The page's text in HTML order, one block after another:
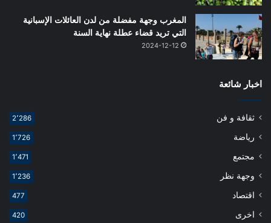
المغرب وجهة مفضلة من لدن العائلات الإسبانية
التي تريد قضاء عطلة نهاية السنة
2024-12-12
اخبار شائعة
ثقافة و فن 2٬286
رياضة 1٬726
مجتمع 1٬471
وجهة نظر 1٬236
اقتصاد 477
اخرى 420